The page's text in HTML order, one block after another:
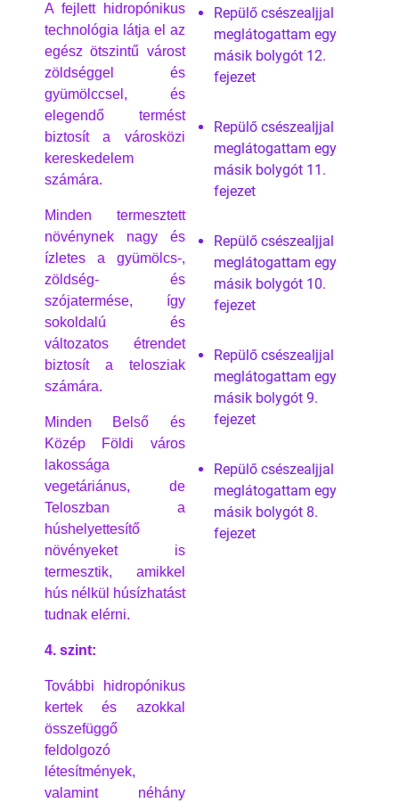
A fejlett hidropónikus
technológia látja el az
egész ötszintű várost
zöldséggel és
gyümölccsel, és
elegendő termést
biztosít a városközi
kereskedelem
számára.
Minden termesztett
növénynek nagy és
ízletes a gyümölcs-,
zöldség- és
szójatermése, így
sokoldalú és
változatos étrendet
biztosít a telosziak
számára.
Minden Belső és
Közép Földi város
lakossága
vegetáriánus, de
Teloszban a
húshelyettesítő
növényeket is
termesztik, amikkel
hús nélkül húsízhatást
tudnak elérni.
4. szint:
További hidropónikus
kertek és azokkal
összefüggő
feldolgozó
létesítmények,
valamint néhány
Repülő csészealjjal
meglátogattam egy
másik bolygót 12.
fejezet
Repülő csészealjjal
meglátogattam egy
másik bolygót 11.
fejezet
Repülő csészealjjal
meglátogattam egy
másik bolygót 10.
fejezet
Repülő csészealjjal
meglátogattam egy
másik bolygót 9.
fejezet
Repülő csészealjjal
meglátogattam egy
másik bolygót 8.
fejezet